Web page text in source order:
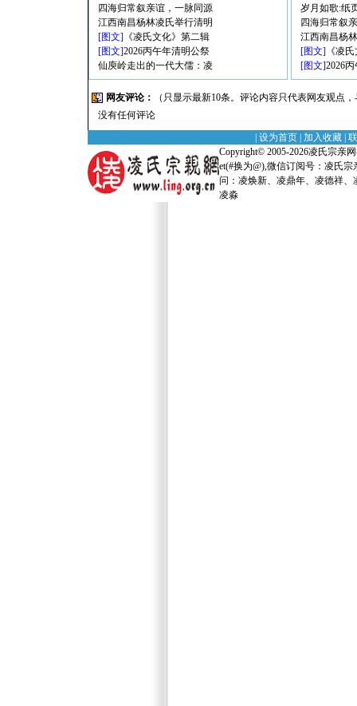
四海归常叙亲谊，一脉同源
江西南昌杨林凌氏举行清明
[图文] 《凌氏文化》第二辑
[图文]2026丙午年清明公祭
仙庾岭走出的一代大儒：凌
岁月如歌:纸
四海归常叙
江西南昌杨
[图文] 《凌
[图文]2026
网友评论：
（只显示最新10条。评论内容只代表网友观点
没有任何评论
设为首页| 加入收藏|
Copyright© 2005-2026凌氏宗亲
et(#换为@),微信订阅号：凌氏
问：凌焕新、凌鼎年、凌德祥
凌淼